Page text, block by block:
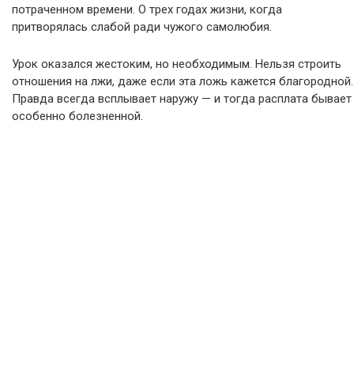
потраченном времени. О трех годах жизни, когда
притворялась слабой ради чужого самолюбия.
Урок оказался жестоким, но необходимым. Нельзя строить
отношения на лжи, даже если эта ложь кажется благородной.
Правда всегда всплывает наружу — и тогда расплата бывает
особенно болезненной.